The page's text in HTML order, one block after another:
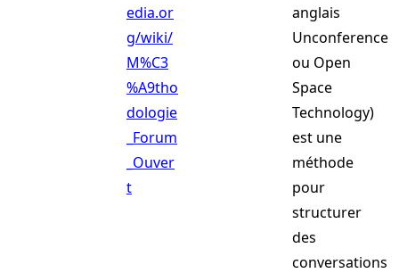
edia.or
g/wiki/
M%C3
%A9tho
dologie
_Forum
_Ouver
t
anglais
Unconference
ou Open
Space
Technology)
est une
méthode
pour
structurer
des
conversations